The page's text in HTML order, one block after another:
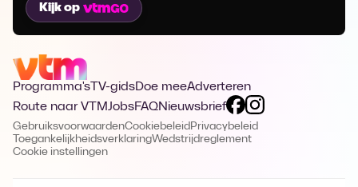
Kijk op
Programma's TV-gidsDoe meeAdverteren
Route naar VTMJobsFAQNieuwsbrief
GebruiksvoorwaardenCookiebeleid Privacybeleid
ToegankelijkheidsverklaringWedstrijdreglement
Cookie instellingen